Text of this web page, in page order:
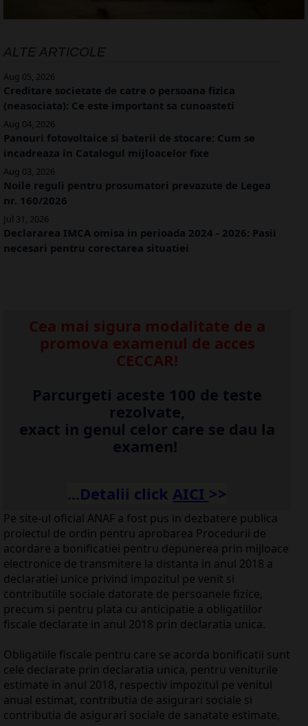
ALTE ARTICOLE
Aug 05, 2026
Creditare societate de catre o persoana fizica
(neasociata): Ce este important sa cunoasteti
Aug 04, 2026
Panouri fotovoltaice si baterii de stocare: Cum se
incadreaza in Catalogul mijloacelor fixe
Aug 03, 2026
Noile reguli pentru prosumatori prevazute de Legea
nr. 160/2026
Jul 31, 2026
Declararea IMCA omisa in perioada 2024 - 2026: Pasii
necesari pentru corectarea situatiei
Cea mai sigura modalitate de a
promova examenul de acces
CECCAR!
Parcurgeti aceste 100 de teste
rezolvate,
exact in genul celor care se dau la
examen!
...Detalii click AICI >>
Pe site-ul oficial ANAF a fost pus in dezbatere publica
proiectul de ordin pentru aprobarea Procedurii de
acordare a bonificatiei pentru depunerea prin mijloace
electronice de transmitere la distanta in anul 2018 a
declaratiei unice privind impozitul pe venit si
contributiile sociale datorate de persoanele fizice,
precum si pentru plata cu anticipatie a obligatiilor
fiscale declarate in anul 2018 prin declaratia unica.
Obligatiile fiscale pentru care se acorda bonificatii sunt
cele declarate prin declaratia unica, pentru veniturile
estimate in anul 2018, respectiv impozitul pe venitul
anual estimat, contributia de asigurari sociale si
contributia de asigurari sociale de sanatate estimate,